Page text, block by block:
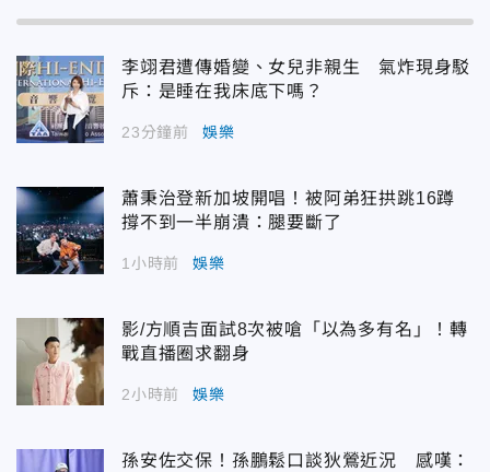
李翊君遭傳婚變、女兒非親生 氣炸現身駁
斥：是睡在我床底下嗎？
23分鐘前 娛樂
蕭秉治登新加坡開唱！被阿弟狂拱跳16蹲
撐不到一半崩潰：腿要斷了
1小時前 娛樂
影/方順吉面試8次被嗆「以為多有名」！轉
戰直播圈求翻身
2小時前 娛樂
孫安佐交保！孫鵬鬆口談狄鶯近況 感嘆：